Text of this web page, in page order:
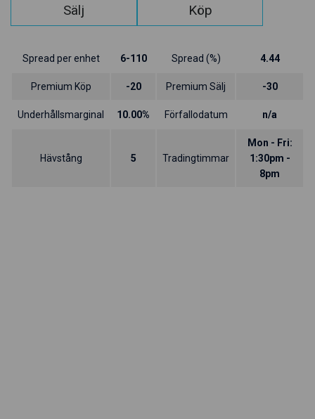
Sälj Köp
Spread per enhet 6-110 Spread (%) 4.44
Premium Köp -20 Premium Sälj -30
Underhållsmarginal 10.00% Förfallodatum n/a
Hävstång 5 Tradingtimmar
Mon - Fri:
1:30pm -
8pm